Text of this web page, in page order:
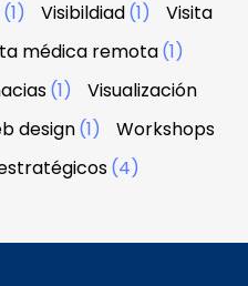
(1) Visibildiad(1)
Visita
médica remota(1)
(1)
Visualización
design(1)
Workshops
(4)